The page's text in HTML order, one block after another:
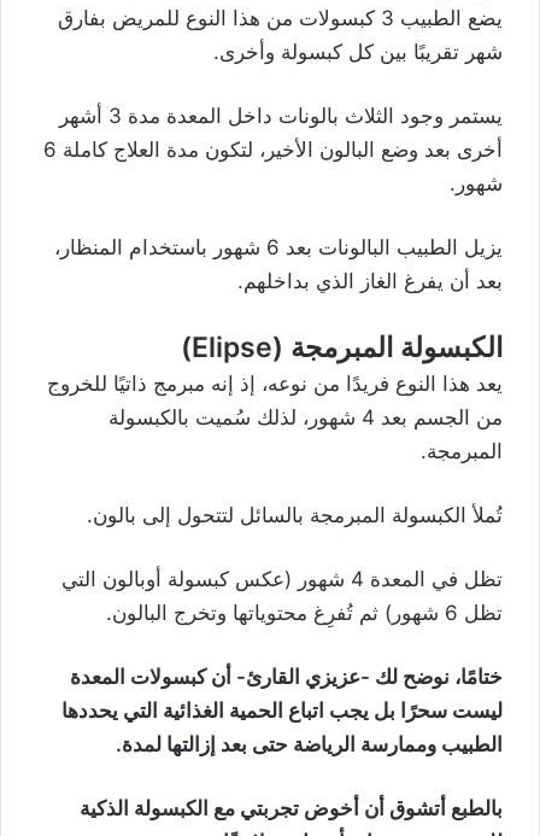
يضع الطبيب 3 كبسولات من هذا النوع للمريض بفارق
شهر تقريبًا بين كل كبسولة وأخرى.
يستمر وجود الثلاث بالونات داخل المعدة مدة 3 أشهر
أخرى بعد وضع البالون الأخير، لتكون مدة العلاج كاملة 6
شهور.
يزيل الطبيب البالونات بعد 6 شهور باستخدام المنظار،
بعد أن يفرغ الغاز الذي بداخلهم.
الكبسولة المبرمجة (Elipse)
يعد هذا النوع فريدًا من نوعه، إذ إنه مبرمج ذاتيًا للخروج
من الجسم بعد 4 شهور، لذلك سُميت بالكبسولة
المبرمجة.
تُملأ الكبسولة المبرمجة بالسائل لتتحول إلى بالون.
تظل في المعدة 4 شهور (عكس كبسولة أوبالون التي
تظل 6 شهور) ثم تُفرِغ محتوياتها وتخرج البالون.
ختامًا، نوضح لك -عزيزي القارئ- أن كبسولات المعدة
ليست سحرًا بل يجب اتباع الحمية الغذائية التي يحددها
الطبيب وممارسة الرياضة حتى بعد إزالتها لمدة.
بالطبع أتشوق أن أخوض تجربتي مع الكبسولة الذكية